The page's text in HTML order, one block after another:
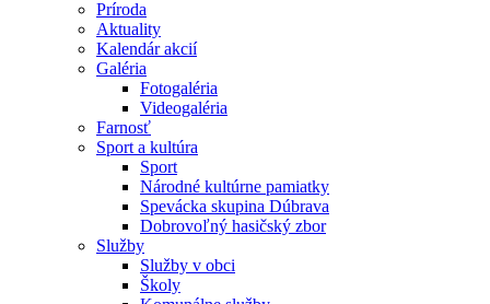
Príroda
Aktuality
Kalendár akcií
Galéria
Fotogaléria
Videogaléria
Farnosť
Sport a kultúra
Sport
Národné kultúrne pamiatky
Spevácka skupina Dúbrava
Dobrovoľný hasičský zbor
Služby
Služby v obci
Školy